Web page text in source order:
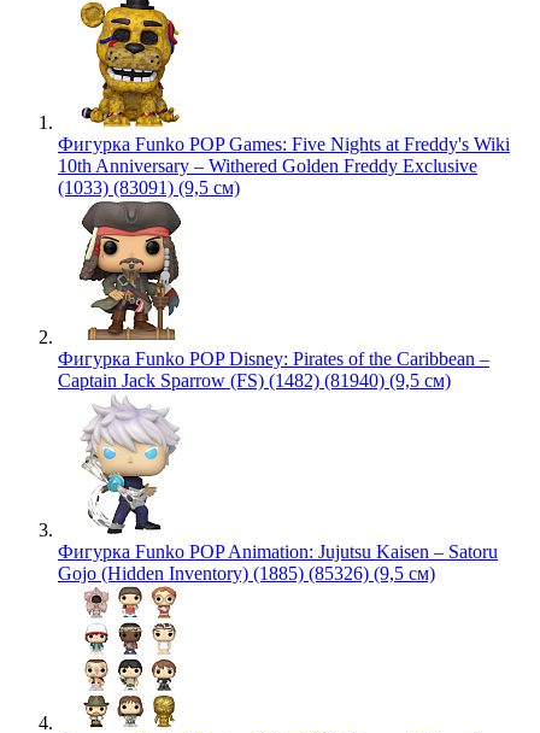
Фигурка Funko POP Games: Five Nights at Freddy's Wiki
10th Anniversary – Withered Golden Freddy Exclusive
(1033) (83091) (9,5 см)
Фигурка Funko POP Disney: Pirates of the Caribbean –
Captain Jack Sparrow (FS) (1482) (81940) (9,5 см)
Фигурка Funko POP Animation: Jujutsu Kaisen – Satoru
Gojo (Hidden Inventory) (1885) (85326) (9,5 см)